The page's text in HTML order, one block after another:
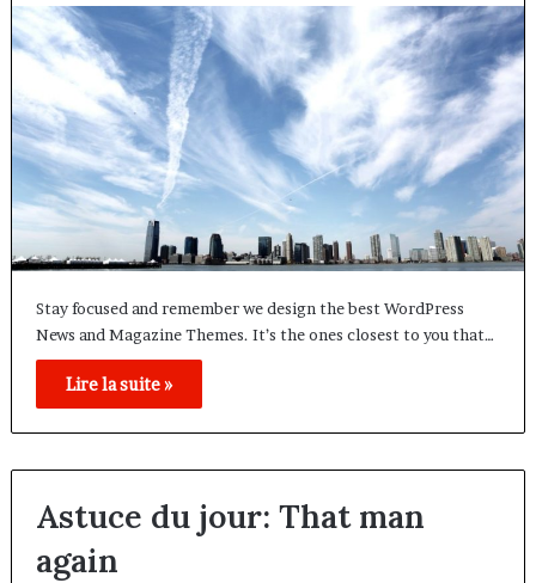
Stay focused and remember we design the best WordPress
News and Magazine Themes. It’s the ones closest to you that…
Lire la suite »
Astuce du jour: That man
again